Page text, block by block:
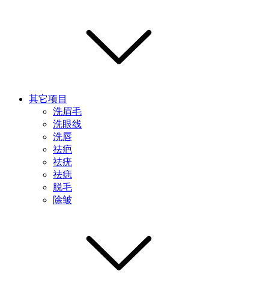
其它项目
洗眉毛
洗眼线
洗唇
祛疤
祛疣
祛痣
脱毛
除皱